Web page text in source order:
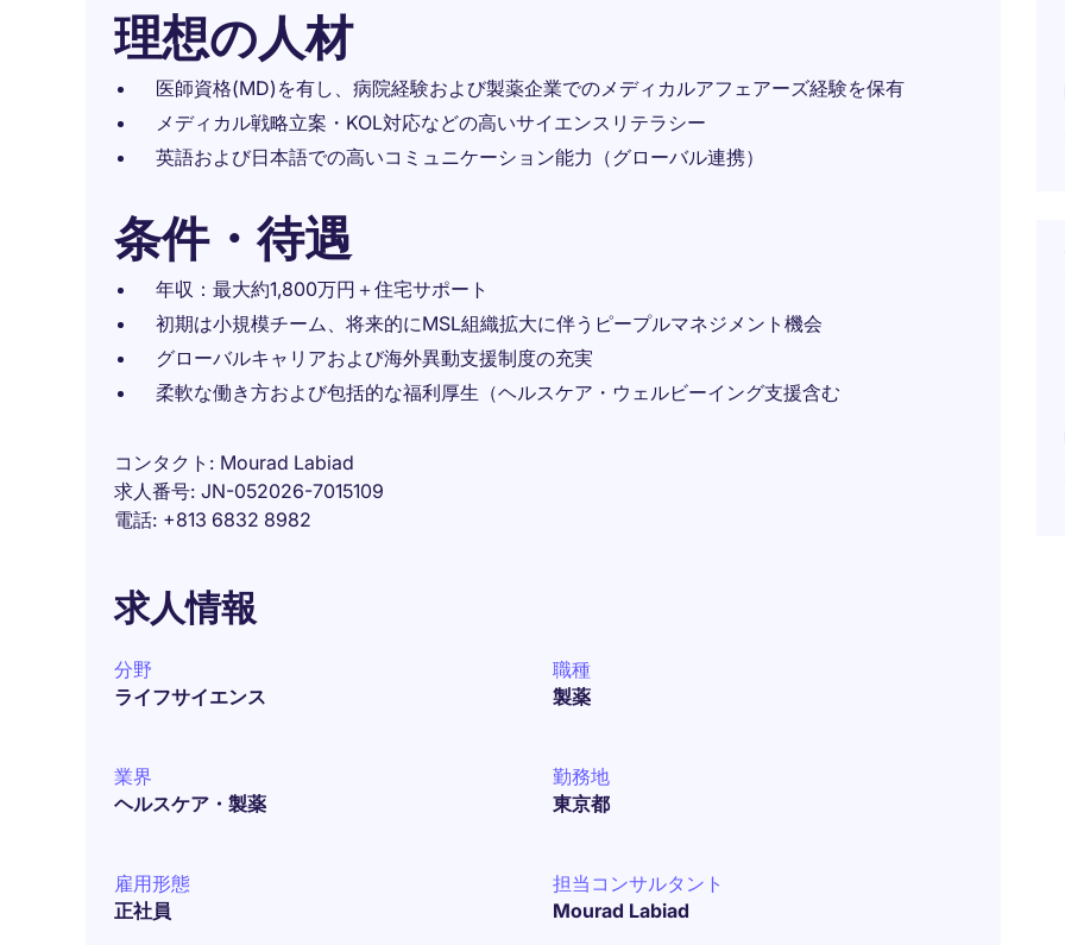
理想の人材
医師資格(MD)を有し、病院経験および製薬企業でのメディカルアフェアーズ経験を保有
メディカル戦略立案・KOL対応などの高いサイエンスリテラシー
英語および日本語での高いコミュニケーション能力（グローバル連携）
条件・待遇
年収：最大約1,800万円＋住宅サポート
初期は小規模チーム、将来的にMSL組織拡大に伴うピープルマネジメント機会
グローバルキャリアおよび海外異動支援制度の充実
柔軟な働き方および包括的な福利厚生（ヘルスケア・ウェルビーイング支援含む
コンタクト
Mourad Labiad
求人番号 JN-052026-7015109
電話 +813 6832 8982
求人情報
分野
ライフサイエンス
職種
製薬
業界
ヘルスケア・製薬
勤務地
東京都
雇用形態
正社員
担当コンサルタント
Mourad Labiad